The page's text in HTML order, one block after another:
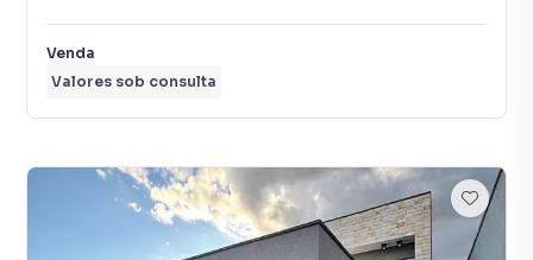
Venda
Valores sob consulta